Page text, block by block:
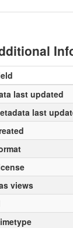
last updated
last
views